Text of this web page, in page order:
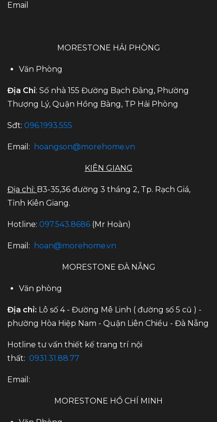
Email
MORESTONE HẢI PHÒNG
Văn Phòng
Địa Chỉ: Số nhà 155 Đường Bạch Đằng, Phường
Thượng Lý, Quận Hồng Bàng, TP Hải Phòng
Sđt: 096.1993.555
Email: hoangson@morehome.vn
KIÊN GIANG
Địa chỉ: B3-35,36 đường 3 tháng 2, Tp. Rạch Giá,
Tỉnh Kiên Giang.
Hotline: 097.543.8686 (Mr Hoàn)
Email: hoan@morehome.vn
MORESTONE ĐÀ NẴNG
Văn phòng
Địa chỉ: Lô số 4 - Đường Mê Linh ( đường số 5 cũ ) -
phường Hòa Hiệp Nam - Quận Liên Chiểu - Đà Nẵng
Hotline tư vấn thiết kế trang trí nội
thất: 0931.31.88.77
Email:
MORESTONE HỒ CHÍ MINH